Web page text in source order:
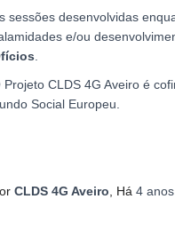
sessões desenvolvidas
e/ou
Projeto CLDS 4G Aveiro é
Social Europeu.
CLDS 4G Aveiro , Há 4 anos